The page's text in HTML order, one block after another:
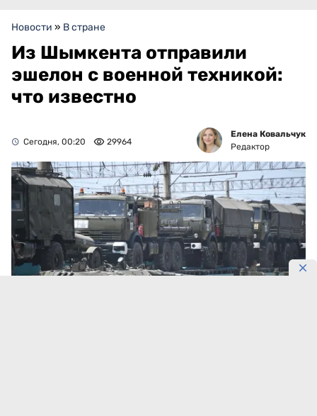
Новости » В стране
Из Шымкента отправили
эшелон с военной техникой:
что известно
Сегодня, 00:20 29964
Елена Ковальчук
Редактор